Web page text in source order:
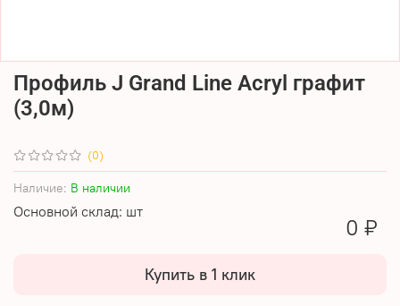
(0)
Наличие: В наличии
Основной склад: шт
Профиль J Grand Line Acryl графит
(3,0м)
0 ₽
Купить в 1 клик